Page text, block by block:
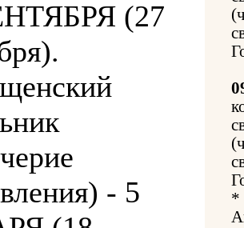
(27
- 5
*